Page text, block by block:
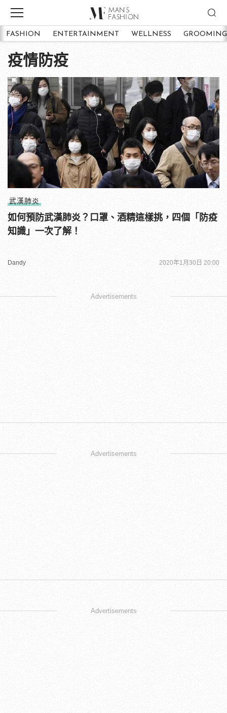
FASHION ENTERTAINMENT WELLNESS GROOMING
疫情防疫
武漢肺炎
如何預防武漢肺炎？口罩、酒精這樣挑，四個「防疫
知識」一次了解！
Dandy 2020年1月30日 20:00
Advertisements
Advertisements
Advertisements